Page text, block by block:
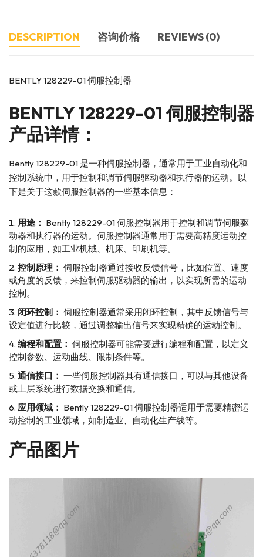
DESCRIPTION 咨询价格 REVIEWS (0)
BENTLY 128229-01 伺服控制器
BENTLY128229-01 伺服控制器
产品详情：
Bently 128229-01 是一种伺服控制器，通常用于工业自动化和
控制系统中，用于控制和调节伺服驱动器和执行器的运动。以
下是关于这款伺服控制器的一些基本信息：
用途： Bently 128229-01 伺服控制器用于控制和调节伺服驱
动器和执行器的运动。伺服控制器通常用于需要高精度运动控
制的应用，如工业机械、机床、印刷机等。
控制原理： 伺服控制器通过接收反馈信号，比如位置、速度
或角度的反馈，来控制伺服驱动器的输出，以实现所需的运动
控制。
闭环控制： 伺服控制器通常采用闭环控制，其中反馈信号与
设定值进行比较，通过调整输出信号来实现精确的运动控制。
编程和配置： 伺服控制器可能需要进行编程和配置，以定义
控制参数、运动曲线、限制条件等。
通信接口： 一些伺服控制器具有通信接口，可以与其他设备
或上层系统进行数据交换和通信。
应用领域： Bently 128229-01 伺服控制器适用于需要精密运
动控制的工业领域，如制造业、自动化生产线等。
产品图片